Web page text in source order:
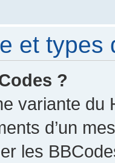
et types
?
variante du
d’un
les